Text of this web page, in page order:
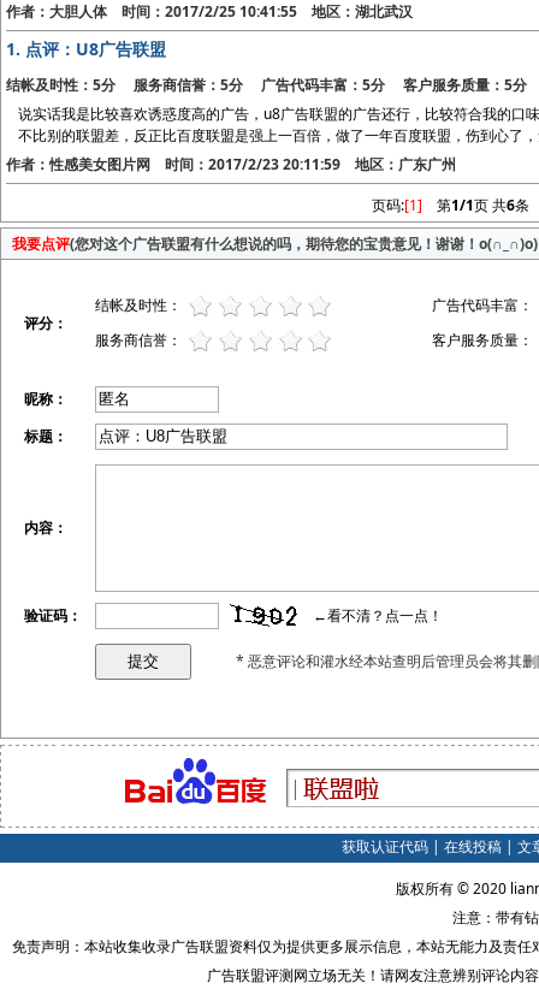
作者：大胆人体 时间：2017/2/25 10:41:55 地区：湖北武汉
1. 点评：U8广告联盟
结帐及时性：5分 服务商信誉：5分 广告代码丰富：5分 客户服务质量：5分
说实话我是比较喜欢诱惑度高的广告，u8广告联盟的广告还行，比较符合我的口
不比别的联盟差，反正比百度联盟是强上一百倍，做了一年百度联盟，伤到心了
作者：性感美女图片网 时间：2017/2/23 20:11:59 地区：广东广州
页码:[1] 第1/1页 共6条
我要点评(您对这个广告联盟有什么想说的吗，期待您的宝贵意见！谢谢！o(∩_∩)o)
评分：
结帐及时性：
广告代码丰富：
服务商信誉：
客户服务质量：
昵称：
标题：
内容：
验证码： ←看不清？点一点！
* 恶意评论和灌水经本站查明后管理员会将其
获取认证代码| 在线投稿| 文
版权所有 © 2020
注意：带有
免责声明：本站收集收录广告联盟资料仅为提供更多展示信息，本站无能力及责
广告联盟评测网立场无关！请网友注意辨别评论内